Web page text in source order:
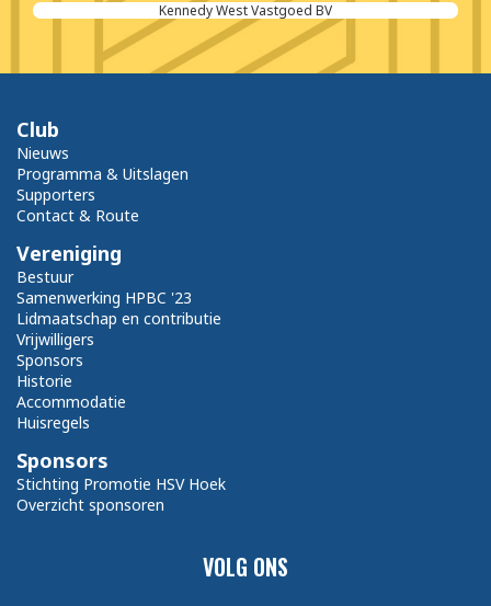
Bouwcenter Logus de Hoop
VOLG ONS
Club
Nieuws
Programma & Uitslagen
Supporters
Contact & Route
Vereniging
Bestuur
Samenwerking HPBC '23
Lidmaatschap en contributie
Vrijwilligers
Sponsors
Historie
Accommodatie
Huisregels
Sponsors
Stichting Promotie HSV Hoek
Overzicht sponsoren